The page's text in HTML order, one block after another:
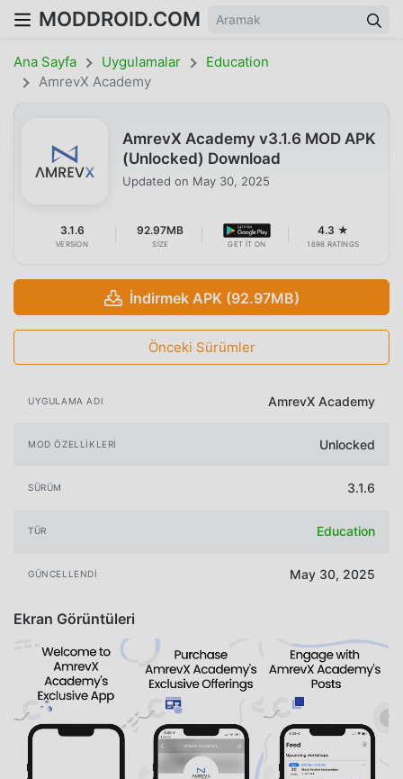
MODDROID.COM
Ana Sayfa Uygulamalar
Education
AmrevX Academy
AmrevX Academy v3.1.6 MOD APK
(Unlocked) Download
Updated on May 30, 2025
3.1.6
VERSION
92.97MB
SIZE GET IT ON
4.3 ★
1698 RATINGS
İndirmek APK (92.97MB)
Önceki Sürümler
UYGULAMA ADI AmrevX Academy
MOD ÖZELLIKLERI Unlocked
SÜRÜM 3.1.6
TÜR Education
GÜNCELLENDI May 30, 2025
Ekran Görüntüleri